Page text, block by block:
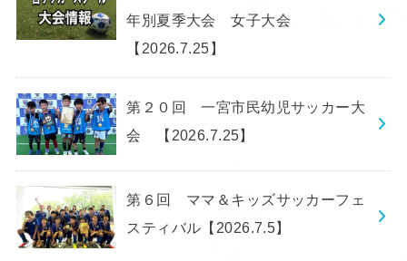
年別夏季大会 女子大会
【2026.7.25】
第２０回 一宮市民幼児サッカー大
会 【2026.7.25】
第６回 ママ＆キッズサッカーフェ
スティバル【2026.7.5】